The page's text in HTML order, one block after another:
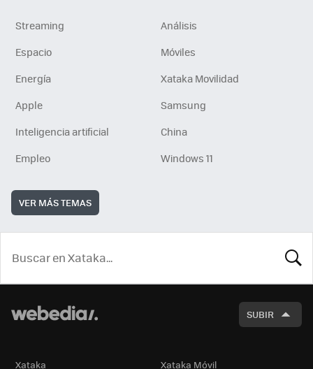
Streaming
Análisis
Espacio
Móviles
Energía
Xataka Movilidad
Apple
Samsung
Inteligencia artificial
China
Empleo
Windows 11
VER MÁS TEMAS
SUBIR
Xataka Xataka Móvil